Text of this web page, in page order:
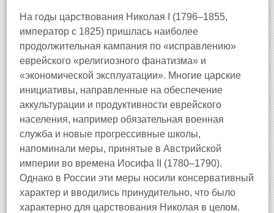
На годы царствования Николая I (1796–1855,
император с 1825) пришлась наиболее
продолжительная кампания по «исправлению»
еврейского «религиозного фанатизма» и
«экономической эксплуатации». Многие царские
инициативы, направленные на обеспечение
аккультурации и продуктивности еврейского
населения, например обязательная военная
служба и новые прогрессивные школы,
напоминали меры, принятые в Австрийской
империи во времена Иосифа II (1780–1790).
Однако в России эти меры носили консервативный
характер и вводились принудительно, что было
характерно для царствования Николая в целом.